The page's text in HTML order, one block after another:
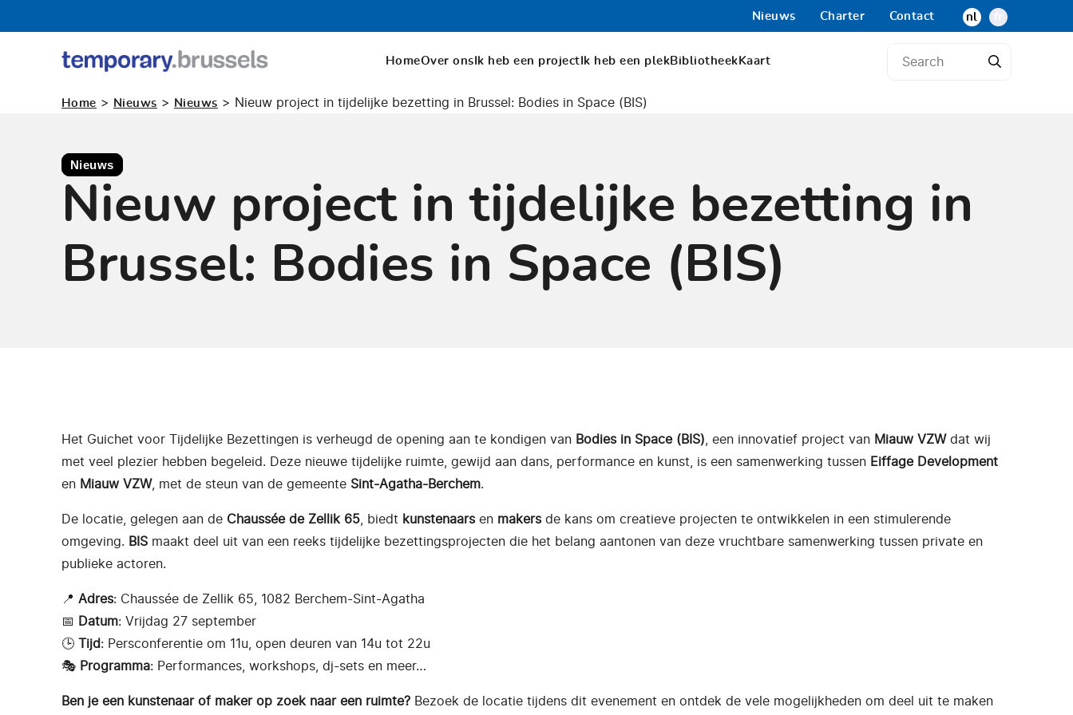
Nieuws Charter Contact nl
tijdelijk
HomeOver onsIk heb een projectIk heb een plekBibliotheekKaart
Home > Nieuws > Nieuws > Nieuw project in tijdelijke bezetting in Brussel: Bodies in Space (BIS)
Nieuws
Nieuw project in tijdelijke bezetting in
Brussel: Bodies in Space (BIS)
Het Guichet voor Tijdelijke Bezettingen is verheugd de opening aan te kondigen van Bodies in Space (BIS), een innovatief project van Miauw VZWdat wij
met veel plezier hebben begeleid. Deze nieuwe tijdelijke ruimte, gewijd aan dans, performance en kunst, is een samenwerking tussen Eiffage Development
en Miauw VZW, met de steun van de gemeente Sint-Agatha-Berchem.
De locatie, gelegen aan de Chaussée de Zellik 65, biedt kunstenaarsen makersde kans om creatieve projecten te ontwikkelen in een stimulerende
omgeving. BIS maakt deel uit van een reeks tijdelijke bezettingsprojecten die het belang aantonen van deze vruchtbare samenwerking tussen private en
publieke actoren.
📍 Adres: Chaussée de Zellik 65, 1082 Berchem-Sint-Agatha
📅 Datum: Vrijdag 27 september
🕒 Tijd: Persconferentie om 11u, open deuren van 14u tot 22u
🎭 Programma: Performances, workshops, dj-sets en meer…
Ben je een kunstenaar of maker op zoek naar een ruimte? Bezoek de locatie tijdens dit evenement en ontdek de vele mogelijkheden om deel uit te maken